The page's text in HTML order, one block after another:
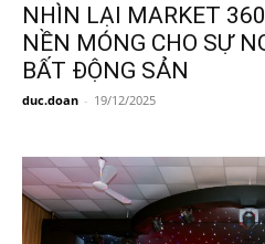
NHÌN LẠI MARKET
NỀN MÓNG CHO SỰ
BẤT ĐỘNG SẢN
duc.doan - 19/12/2025